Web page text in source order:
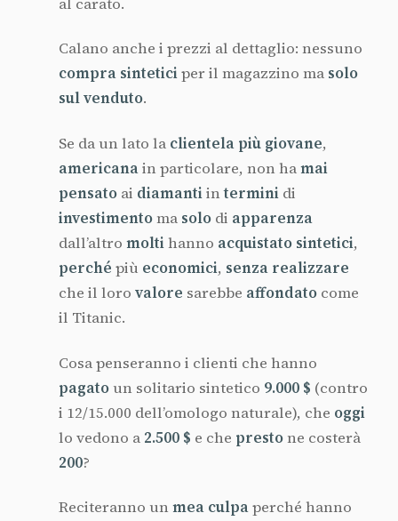
Calano anche i prezzi al dettaglio: nessuno
compra sinteticiper il magazzino ma solo
sulvenduto.
Se da un lato la clientela più giovane,
americanain particolare, non hamai
pensatoai diamantiinterminidi
investimentoma solo di apparenza
dall’altro moltihanno acquistato sintetici,
perché più economici, senza realizzare
che il loro valore sarebbe affondatocome
il Titanic.
Cosa penseranno i clienti che hanno
pagatoun solitario sintetico 9.000 $ (contro
i 12/15.000 dell’omologo naturale), che oggi
lo vedono a 2.500 $ e che prestone costerà
200?
Reciteranno unmea culpaperché hanno